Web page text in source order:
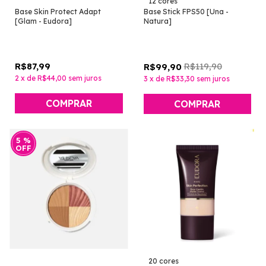
Base Skin Protect Adapt
[Glam - Eudora]
R$87,99
2 x de R$44,00 sem juros
Base Stick FPS50 [Una -
Natura]
R$99,90 R$119,90
3 x de R$33,30 sem juros
COMPRAR
5 %
OFF
20 cores